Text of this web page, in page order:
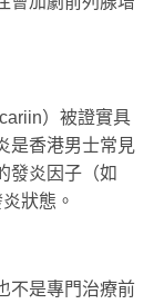
）被證實具
是香港男士常見
發炎因子（如
狀態。
不是專門治療前